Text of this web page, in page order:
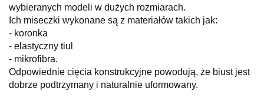
wybieranych modeli w dużych rozmiarach.
Ich miseczki wykonane są z materiałów takich jak:
- koronka
- elastyczny tiul
- mikrofibra.
Odpowiednie cięcia konstrukcyjne powodują, że biust jest
dobrze podtrzymany i naturalnie uformowany.